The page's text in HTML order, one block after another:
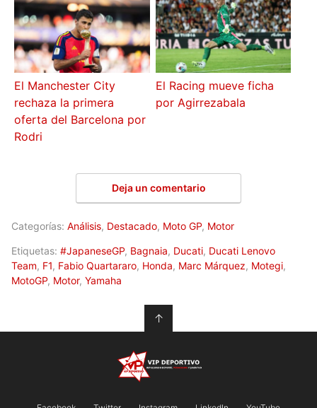
El Manchester City
rechaza la primera
oferta del Barcelona por
Rodri
El Racing mueve ficha
por Agirrezabala
Deja un comentario
Categorías: Análisis, Destacado, Moto GP, Motor
Etiquetas: #JapaneseGP, Bagnaia, Ducati, Ducati Lenovo
Team, F1, Fabio Quartararo, Honda, Marc Márquez, Motegi,
MotoGP, Motor, Yamaha
↑